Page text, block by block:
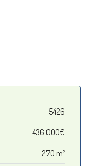
5426
436 000€
270 m²